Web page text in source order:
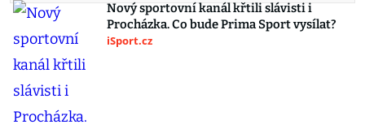
Nový sportovní kanál křtili slávisti i
Procházka. Co bude Prima Sport vysílat?
iSport.cz